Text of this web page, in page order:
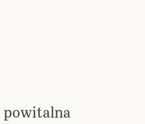
powitalna